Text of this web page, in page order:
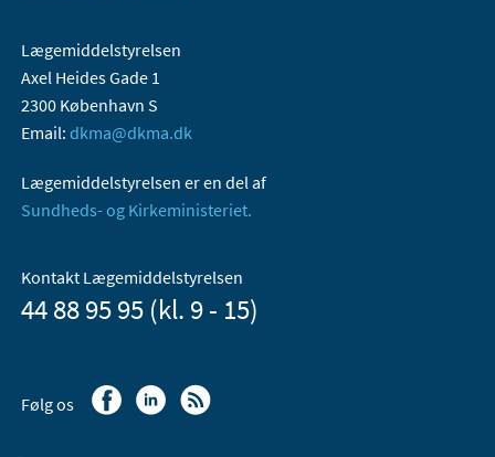
Lægemiddelstyrelsen
Axel Heides Gade 1
2300 København S
Email: dkma@dkma.dk
Lægemiddelstyrelsen er en del af
Sundheds- og Kirkeministeriet.
Kontakt Lægemiddelstyrelsen
44 88 95 95 (kl. 9 - 15)
Følg os